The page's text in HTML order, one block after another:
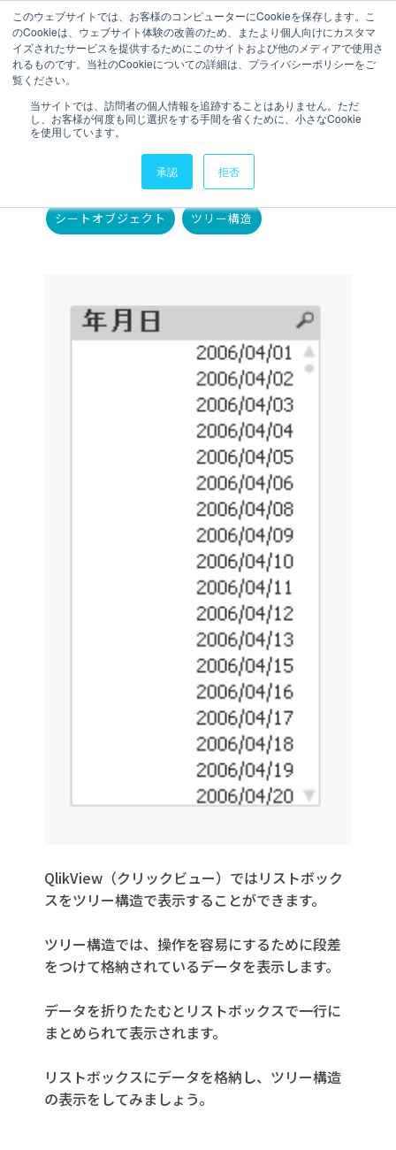
このウェブサイトでは、お客様のコンピューターにCookieを保存します。こ
のCookieは、ウェブサイト体験の改善のため、またより個人向けにカスタマ
イズされたサービスを提供するためにこのサイトおよび他のメディアで使用さ
れるものです。当社のCookieについての詳細は、プライバシーポリシーをご
覧ください。
当サイトでは、訪問者の個人情報を追跡することはありません。ただ
し、お客様が何度も同じ選択をする手間を省くために、小さなCookie
を使用しています。
承認 拒否
お問い合わせ
2 分で読むことができます。
【QlikView】ツリー構造
更新日時 2014年2月18日
Topics:
シートオブジェクト ツリー構造
QlikView（クリックビュー）ではリストボック
スをツリー構造で表示することができます。
ツリー構造では、操作を容易にするために段差
をつけて格納されているデータを表示します。
データを折りたたむとリストボックスで一行に
まとめられて表示されます。
リストボックスにデータを格納し、ツリー構造
の表示をしてみましょう。